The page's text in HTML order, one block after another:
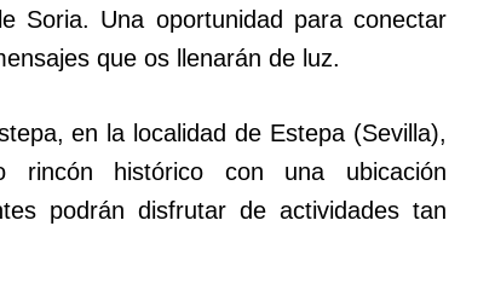
Soria. Una oportunidad para conectar
que os llenarán de luz.
en la localidad de Estepa (Sevilla),
rincón histórico con una ubicación
podrán disfrutar de actividades tan